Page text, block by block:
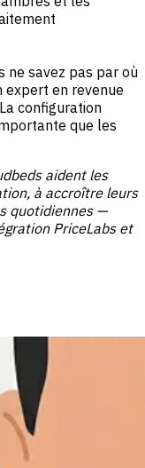
ne savez pas par où
expert en revenue
configuration
que les
aident les
à accroître leurs
quotidiennes —
PriceLabs et